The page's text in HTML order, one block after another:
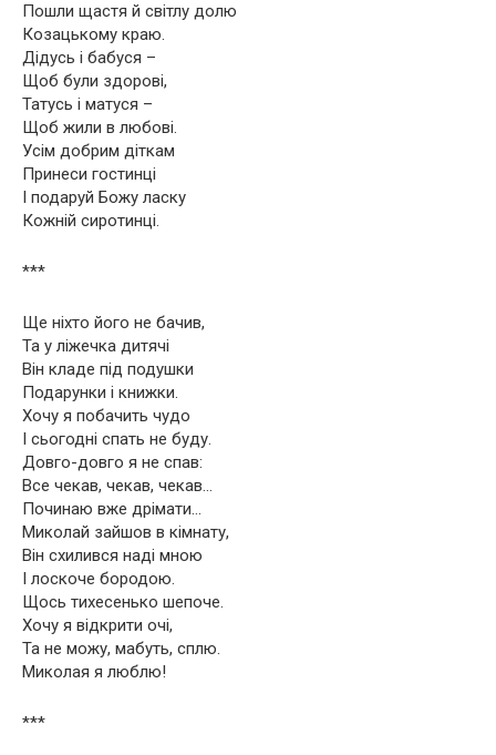
Пошли щастя й світлу долю
Козацькому краю.
Дідусь і бабуся –
Щоб були здорові,
Татусь і матуся –
Щоб жили в любові.
Усім добрим діткам
Принеси гостинці
І подаруй Божу ласку
Кожній сиротинці.
***
Ще ніхто його не бачив,
Та у ліжечка дитячі
Він кладе під подушки
Подарунки і книжки.
Хочу я побачить чудо
І сьогодні спать не буду.
Довго-довго я не спав:
Все чекав, чекав, чекав…
Починаю вже дрімати…
Миколай зайшов в кімнату,
Він схилився наді мною
І лоскоче бородою.
Щось тихесенько шепоче.
Хочу я відкрити очі,
Та не можу, мабуть, сплю.
Миколая я люблю!
***